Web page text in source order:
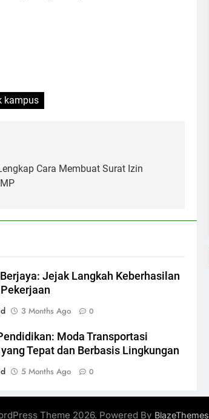
kampus
Cara Membuat Surat Izin
Jejak Langkah Keberhasilan
3 Months Ago 0
Moda Transportasi
Tepat dan Berbasis Lingkungan
5 Months Ago 0
Theme 2026. Powered By BlazeThemes